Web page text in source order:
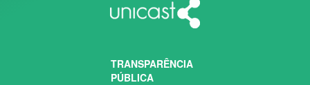
TRANSPARÊNCIA
PÚBLICA